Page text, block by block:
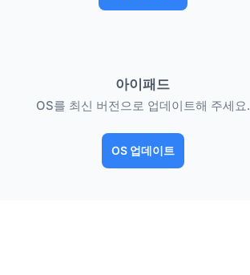
아이패드
OS를 최신 버전으로 업데이트해 주세요.
OS 업데이트